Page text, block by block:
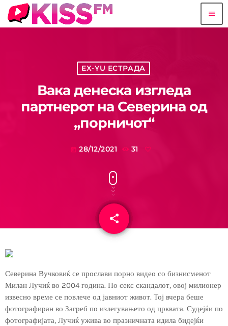
menu
EX-YU ЕСТРАДА
Вака денеска изгледа
партнерот на Северина од
„порничот“
today 28/12/2021 31
share
email
Северина Вучковиќ се прослави порно видео со бизнисменот
Милан Лучиќ во 2004 година. По секс скандалот, овој милионер
извесно време се повлече од јавниот живот. Тој вчера беше
фотографиран во Загреб по излегувањето од црквата. Судејќи по
фотографијата, Лучиќ ужива во празничната идила бидејќи